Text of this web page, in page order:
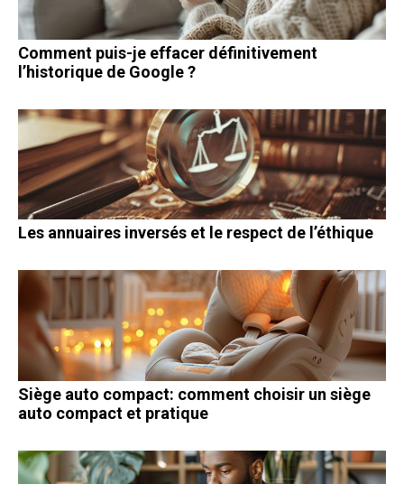
Comment puis-je effacer définitivement
l’historique de Google ?
Les annuaires inversés et le respect de l’éthique
Siège auto compact: comment choisir un siège
auto compact et pratique